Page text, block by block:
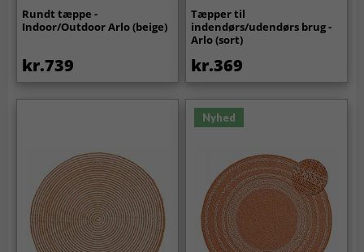
Rundt tæppe -
Indoor/Outdoor Arlo (beige)
kr.739
Tæpper til
indendørs/udendørs brug -
Arlo (sort)
kr.369
Nyhed